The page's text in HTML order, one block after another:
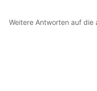
Weitere Antworten auf die